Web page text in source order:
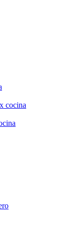
cocina